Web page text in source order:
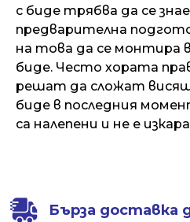
с биде трябва да се
предварителна
на това да се монтира
биде. Често хората
решат да сложат
биде в последния
са налепени и не е
Бърза доставка